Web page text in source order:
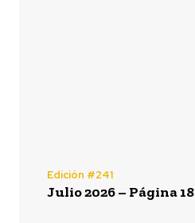
Edición #241
Julio 2026 – Página 18